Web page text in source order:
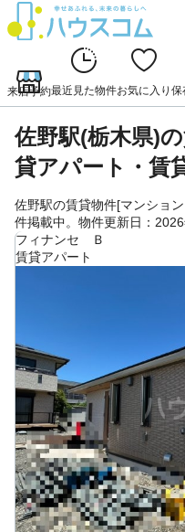
来店予約最近見た物件お気に入り 保
佐野駅(栃木県)
貸アパート・賃
佐野駅の賃貸物件[マンショ
件掲載中。物件更新日：
フィナンセ Ｂ
賃貸アパート